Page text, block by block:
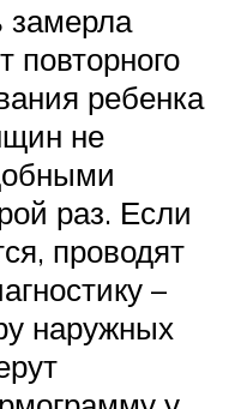
замерла
повторного
ребенка
не
раз. Если
проводят
–
наружных